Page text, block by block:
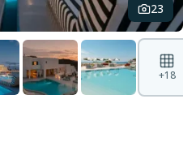
23
+18